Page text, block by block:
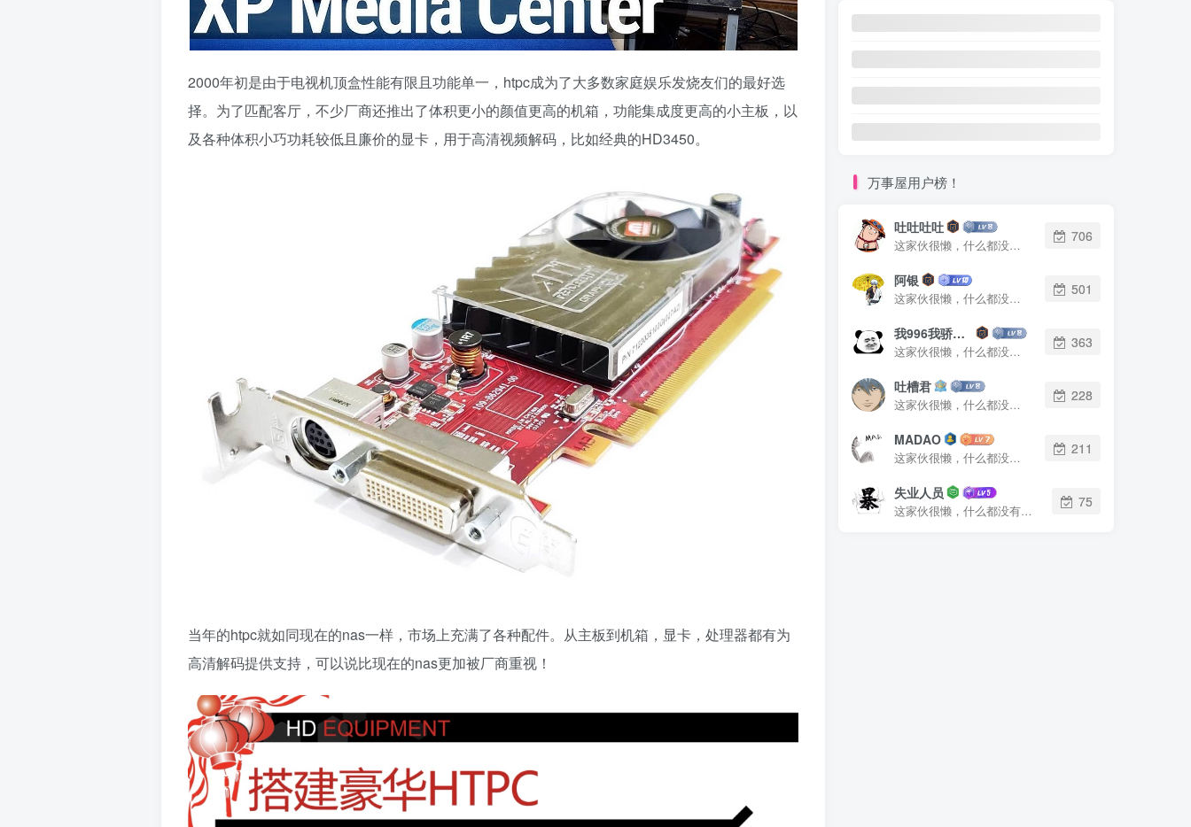
2000年初是由于电视机顶盒性能有限且功能单一，htpc成为了大多数家庭娱乐发烧友们的最好选
择。为了匹配客厅，不少厂商还推出了体积更小的颜值更高的机箱，功能集成度更高的小主板，以
及各种体积小巧功耗较低且廉价的显卡，用于高清视频解码，比如经典的HD3450。
当年的htpc就如同现在的nas一样，市场上充满了各种配件。从主板到机箱，显卡，处理器都有为
高清解码提供支持，可以说比现在的nas更加被厂商重视！
万事屋用户榜！
吐吐吐吐
这家伙很懒，什么都没有写...
706
阿银
这家伙很懒，什么都没有写...
501
我996我骄傲了么
这家伙很懒，什么都没有写...
363
吐槽君
这家伙很懒，什么都没有写...
228
MADAO
这家伙很懒，什么都没有写...
211
失业人员
这家伙很懒，什么都没有写...
75